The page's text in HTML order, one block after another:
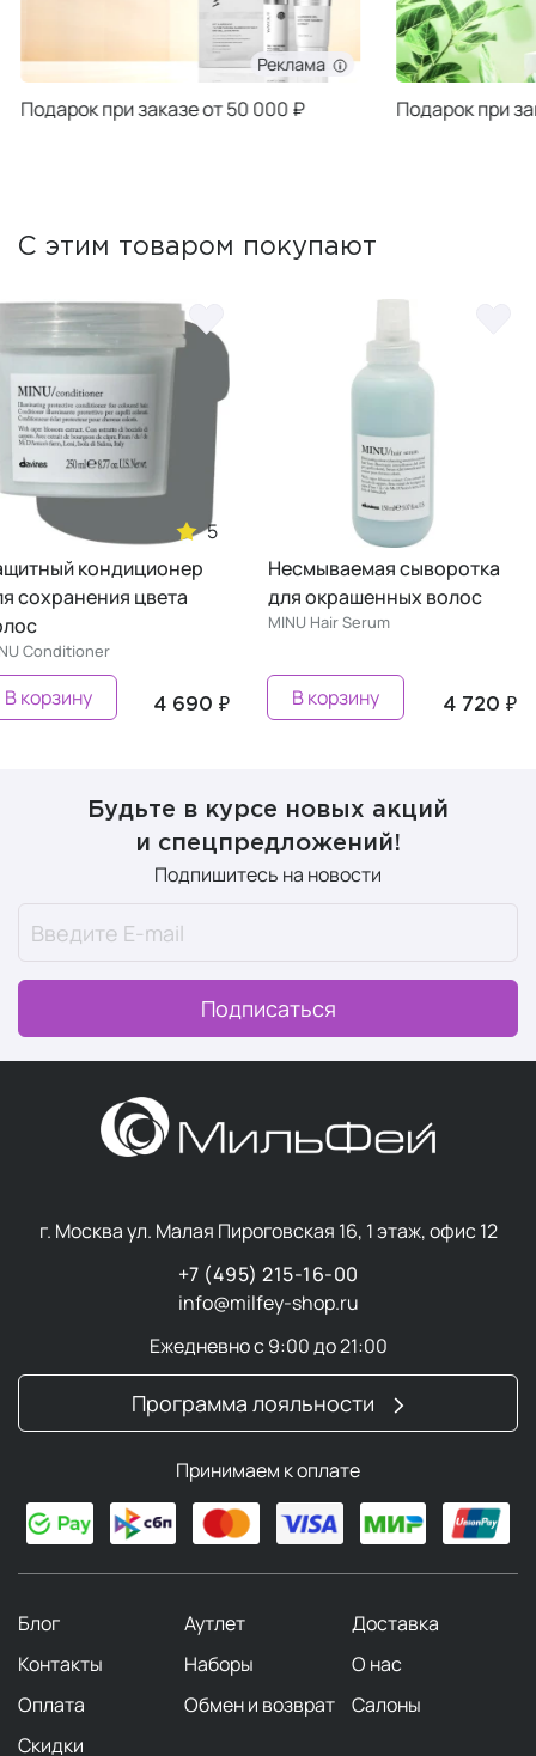
Реклама
Подарок при заказе от 50 000 ₽ Подарок при
С этим товаром покупают
5
кондиционер
сохранения цвета
Conditioner
4 690 ₽
В корзину
Несмываемая сыворотка
для окрашенных волос
MINU Hair Serum
4 720 ₽
В корзину
Будьте в курсе новых акций
и спецпредложений!
Подпишитесь на новости
Подписаться
г. Москва ул. Малая Пироговская 16, 1 этаж, офис 12
+7 (495) 215-16-00
info@milfey-shop.ru
Ежедневно с 9:00 до 21:00
Программа лояльности
Принимаем к оплате
Блог Аутлет
Доставка
Контакты
Наборы
О нас
Оплата
Обмен и возврат
Салоны
Скидки